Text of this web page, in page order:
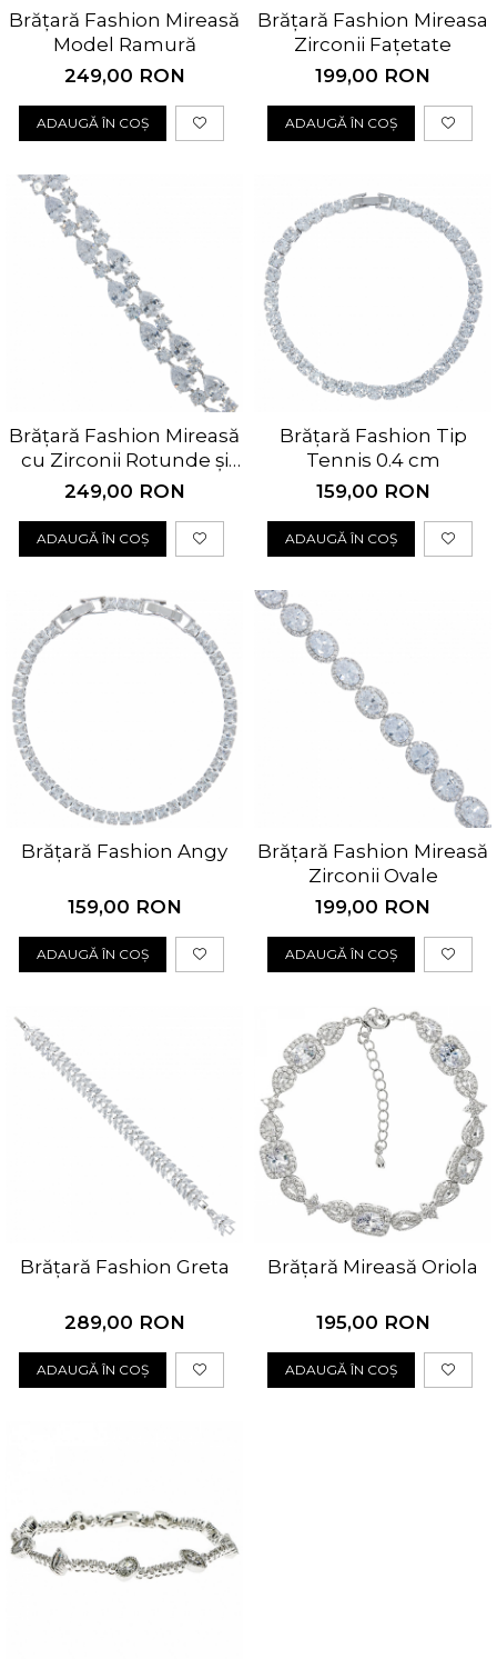
Bănuț Moț Personalizat
Seturi Brățări Personalizate
Seturi Lănțișoare Personalizate
Bijuterii Personalizate Spotify
Coliere Argint
Bijuterii Fashion
Accesorii
Portofele
CARD CADOU
Brățară Fashion Mireasă
Model Ramură
249,00 RON
ADAUGĂ ÎN COȘ
Brățară Fashion Mireasa
Zirconii Fațetate
199,00 RON
ADAUGĂ ÎN COȘ
Brățară Fashion Mireasă
cu Zirconii Rotunde și
Lacrimă
249,00 RON
ADAUGĂ ÎN COȘ
Brățară Fashion Tip
Tennis 0.4 cm
159,00 RON
ADAUGĂ ÎN COȘ
Brățară Fashion Angy
159,00 RON
ADAUGĂ ÎN COȘ
Brățară Fashion Mireasă
Zirconii Ovale
199,00 RON
ADAUGĂ ÎN COȘ
Brățară Fashion Greta
289,00 RON
ADAUGĂ ÎN COȘ
Brățară Mireasă Oriola
195,00 RON
ADAUGĂ ÎN COȘ